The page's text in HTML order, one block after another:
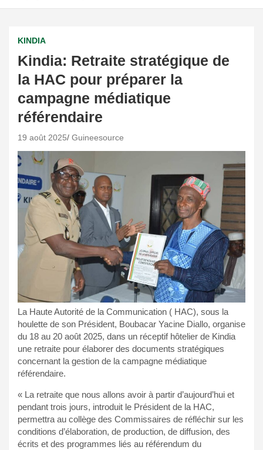
KINDIA
Kindia: Retraite stratégique de
la HAC pour préparer la
campagne médiatique
référendaire
19 août 2025 Guineesource
La Haute Autorité de la Communication ( HAC), sous la
houlette de son Président, Boubacar Yacine Diallo, organise
du 18 au 20 août 2025, dans un réceptif hôtelier de Kindia
une retraite pour élaborer des documents stratégiques
concernant la gestion de la campagne médiatique
référendaire.
« La retraite que nous allons avoir à partir d’aujourd’hui et
pendant trois jours, introduit le Président de la HAC,
permettra au collège des Commissaires de réfléchir sur les
conditions d’élaboration, de production, de diffusion, des
écrits et des programmes liés au référendum du